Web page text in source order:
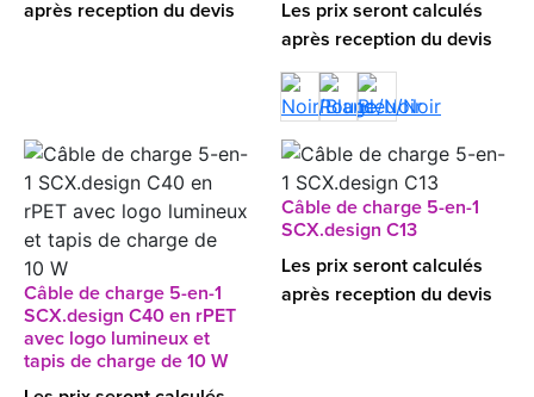
après reception du devis
Les prix seront calculés
après reception du devis
Câble de charge 5-en-1
SCX.design C40 en rPET
avec logo lumineux et
tapis de charge de 10 W
Câble de charge 5-en-1
SCX.design C13
Les prix seront calculés
après reception du devis